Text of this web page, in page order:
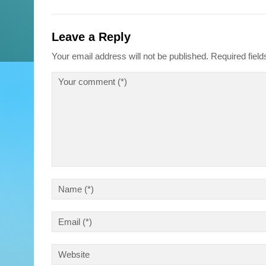
Leave a Reply
Your email address will not be published. Required